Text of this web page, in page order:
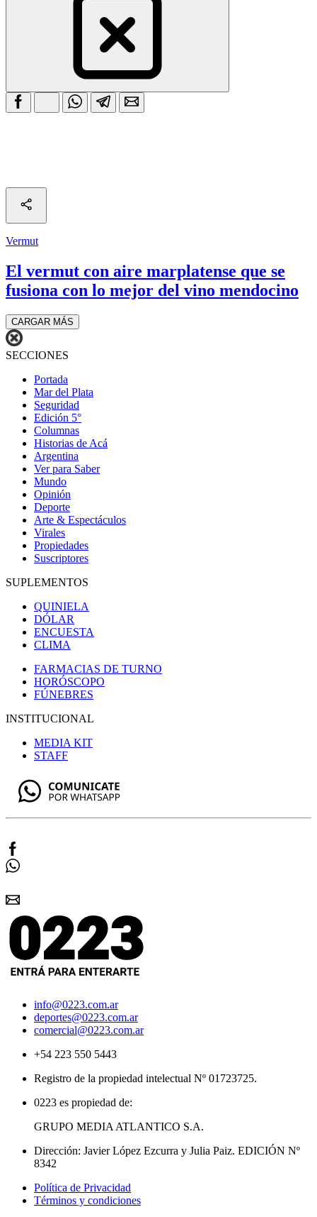
Vermut
El vermut con aire marplatense que se
fusiona con lo mejor del vino mendocino
CARGAR MÁS
SECCIONES
Portada
Mar del Plata
Seguridad
Edición 5°
Columnas
Historias de Acá
Argentina
Ver para Saber
Mundo
Opinión
Deporte
Arte & Espectáculos
Virales
Propiedades
Suscriptores
SUPLEMENTOS
QUINIELA
DÓLAR
ENCUESTA
CLIMA
FARMACIAS DE TURNO
HORÓSCOPO
FÚNEBRES
INSTITUCIONAL
MEDIA KIT
STAFF
info@0223.com.ar
deportes@0223.com.ar
comercial@0223.com.ar
+54 223 550 5443
Registro de la propiedad intelectual Nº 01723725.
0223 es propiedad de:
GRUPO MEDIA ATLANTICO S.A.
Dirección: Javier López Ezcurra y Julia Paiz. EDICIÓN Nº
8342
Política de Privacidad
Términos y condiciones